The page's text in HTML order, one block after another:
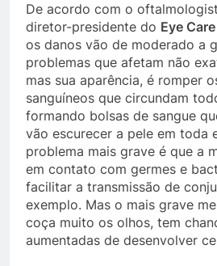
De acordo com o
diretor-presidente do Eye
os danos vão de moderado a
problemas que afetam não
mas sua aparência, é romper
sanguíneos que circundam
formando bolsas de sangue
vão escurecer a pele em toda
problema mais grave é que a
em contato com germes e
facilitar a transmissão de
exemplo. Mas o mais grave
coça muito os olhos, tem
aumentadas de desenvolver